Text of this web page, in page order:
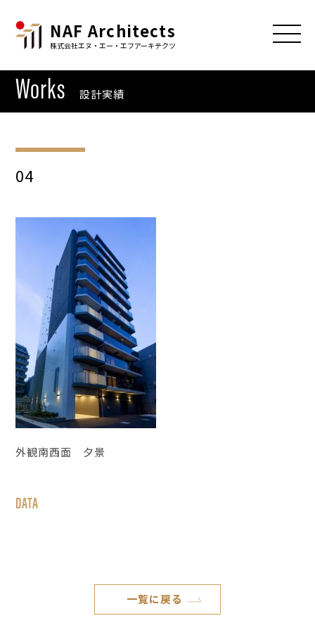
NAF Architects
株式会社エヌ・エー・エフアーキテクツ
Works 設計実績
04
外観南西面 夕景
DATA
一覧に戻る